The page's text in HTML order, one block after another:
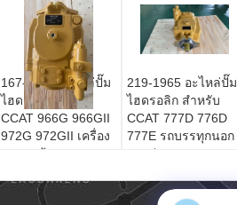
167-1153 อะไหล่ปั๊ม
ไฮดรอลิก สําหรับ
CCAT 966G 966GII
972G 972GII เครื่อง
บรรทุกล้อ
219-1965 อะไหล่ปั๊ม
ไฮดรอลิก สําหรับ
CCAT 777D 776D
777E รถบรรทุกนอก
ทางด่วน